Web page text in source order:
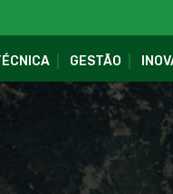
GESTÃO